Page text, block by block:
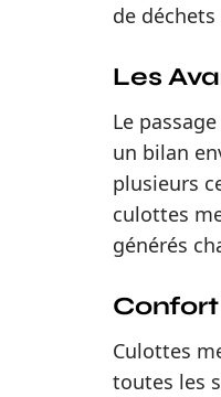
de
Les
Le
un bilan
plusieurs
culottes
générés
Culottes
toutes les